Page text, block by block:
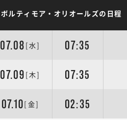
ボルティモア・オリオールズの日程
07.08 [水] 07:35
07.09 [木] 07:35
07.10[金] 02:35